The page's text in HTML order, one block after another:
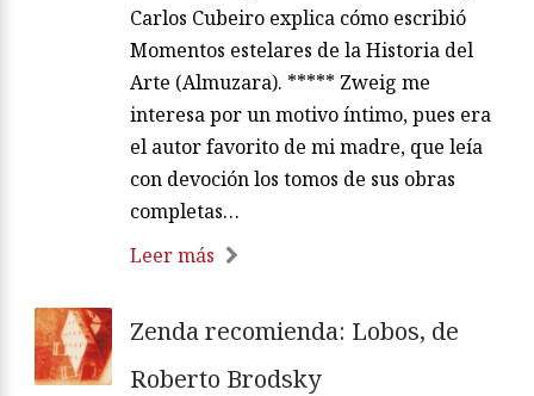
Carlos Cubeiro explica cómo escribió
Momentos estelares de la Historia del
Arte (Almuzara). ***** Zweig me
interesa por un motivo íntimo, pues era
el autor favorito de mi madre, que leía
con devoción los tomos de sus obras
completas…
Leer más
Zenda recomienda: Lobos, de
Roberto Brodsky